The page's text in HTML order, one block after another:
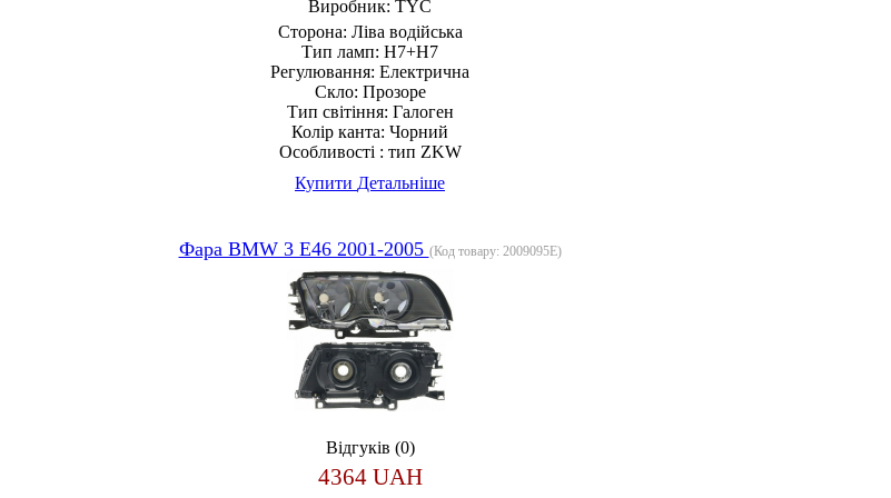
Виробник: TYC
Сторона: Ліва водійська
Тип ламп: H7+H7
Регулювання: Електрична
Скло: Прозоре
Тип світіння: Галоген
Колір канта: Чорний
Особливості : тип ZKW
Купити Детальніше
Фара BMW 3 E46 2001-2005 (Код товару: 2009095E)
Відгуків (0)
4364 UAH